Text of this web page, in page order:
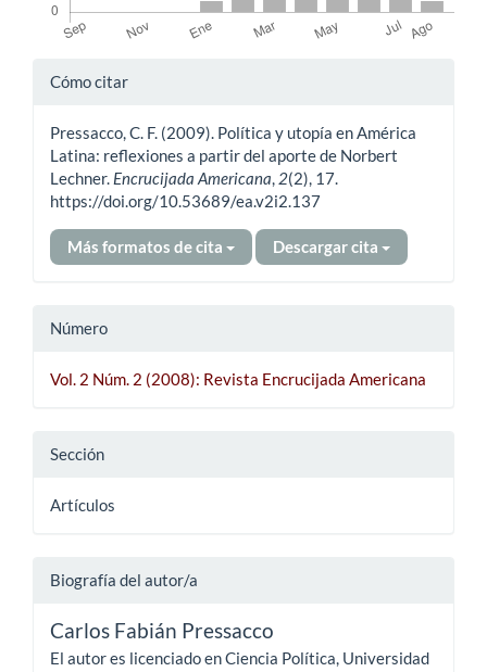
Detalles
artículo
Cómo citar
Pressacco, C. F. (2009). Política y utopía en América
Latina: reflexiones a partir del aporte de Norbert
Lechner. Encrucijada Americana, 2(2), 17.
https://doi.org/10.53689/ea.v2i2.137
Más formatos de cita Descargar cita
Número
Vol. 2 Núm. 2 (2008): Revista Encrucijada Americana
Sección
Artículos
Biografía del autor/a
Carlos Fabián Pressacco
El autor es licenciado en Ciencia Política, Universidad